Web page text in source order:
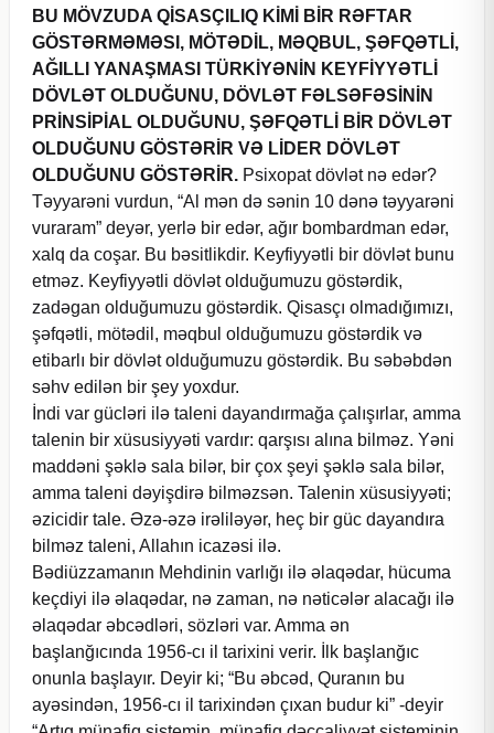
BU MÖVZUDA QİSASÇILIQ KİMİ BİR RƏFTAR
GÖSTƏRMƏMƏSI, MÖTƏDİL, MƏQBUL, ŞƏFQƏTLİ,
AĞILLI YANAŞMASI TÜRKİYƏNİN KEYFİYYƏTLİ
DÖVLƏT OLDUĞUNU, DÖVLƏT FƏLSƏFƏSİNİN
PRİNSİPİAL OLDUĞUNU, ŞƏFQƏTLİ BİR DÖVLƏT
OLDUĞUNU GÖSTƏRİR VƏ LİDER DÖVLƏT
OLDUĞUNU GÖSTƏRİR. Psixopat dövlət nə edər?
Təyyarəni vurdun, “Al mən də sənin 10 dənə təyyarəni
vuraram” deyər, yerlə bir edər, ağır bombardman edər,
xalq da coşar. Bu bəsitlikdir. Keyfiyyətli bir dövlət bunu
etməz. Keyfiyyətli dövlət olduğumuzu göstərdik,
zadəgan olduğumuzu göstərdik. Qisasçı olmadığımızı,
şəfqətli, mötədil, məqbul olduğumuzu göstərdik və
etibarlı bir dövlət olduğumuzu göstərdik. Bu səbəbdən
səhv edilən bir şey yoxdur.
İndi var gücləri ilə taleni dayandırmağa çalışırlar, amma
talenin bir xüsusiyyəti vardır: qarşısı alına bilməz. Yəni
maddəni şəklə sala bilər, bir çox şeyi şəklə sala bilər,
amma taleni dəyişdirə bilməzsən. Talenin xüsusiyyəti;
əzicidir tale. Əzə-əzə irəliləyər, heç bir güc dayandıra
bilməz taleni, Allahın icazəsi ilə.
Bədiüzzamanın Mehdinin varlığı ilə əlaqədar, hücuma
keçdiyi ilə əlaqədar, nə zaman, nə nəticələr alacağı ilə
əlaqədar əbcədləri, sözləri var. Amma ən
başlanğıcında 1956-cı il tarixini verir. İlk başlanğıc
onunla başlayır. Deyir ki; “Bu əbcəd, Quranın bu
ayəsindən, 1956-cı il tarixindən çıxan budur ki” -deyir